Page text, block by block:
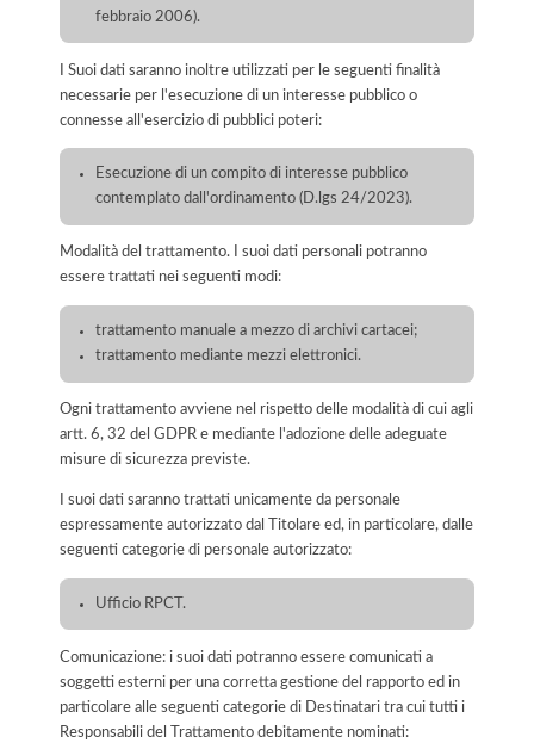
febbraio 2006).
I Suoi dati saranno inoltre utilizzati per le seguenti finalità
necessarie per l'esecuzione di un interesse pubblico o
connesse all'esercizio di pubblici poteri:
Esecuzione di un compito di interesse pubblico
contemplato dall'ordinamento (D.lgs 24/2023).
Modalità del trattamento. I suoi dati personali potranno
essere trattati nei seguenti modi:
trattamento manuale a mezzo di archivi cartacei;
trattamento mediante mezzi elettronici.
Ogni trattamento avviene nel rispetto delle modalità di cui agli
artt. 6, 32 del GDPR e mediante l'adozione delle adeguate
misure di sicurezza previste.
I suoi dati saranno trattati unicamente da personale
espressamente autorizzato dal Titolare ed, in particolare, dalle
seguenti categorie di personale autorizzato:
Ufficio RPCT.
Comunicazione: i suoi dati potranno essere comunicati a
soggetti esterni per una corretta gestione del rapporto ed in
particolare alle seguenti categorie di Destinatari tra cui tutti i
Responsabili del Trattamento debitamente nominati: